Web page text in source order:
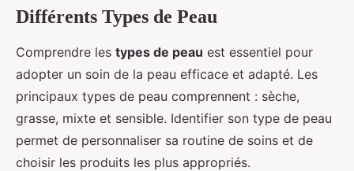
Différents Types de Peau
Comprendre les types de peau est essentiel pour
adopter un soin de la peau efficace et adapté. Les
principaux types de peau comprennent : sèche,
grasse, mixte et sensible. Identifier son type de peau
permet de personnaliser sa routine de soins et de
choisir les produits les plus appropriés.